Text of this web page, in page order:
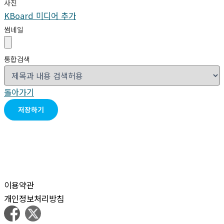
사진
KBoard 미디어 추가
썸네일
통합검색
돌아가기
저장하기
이용약관
개인정보처리방침